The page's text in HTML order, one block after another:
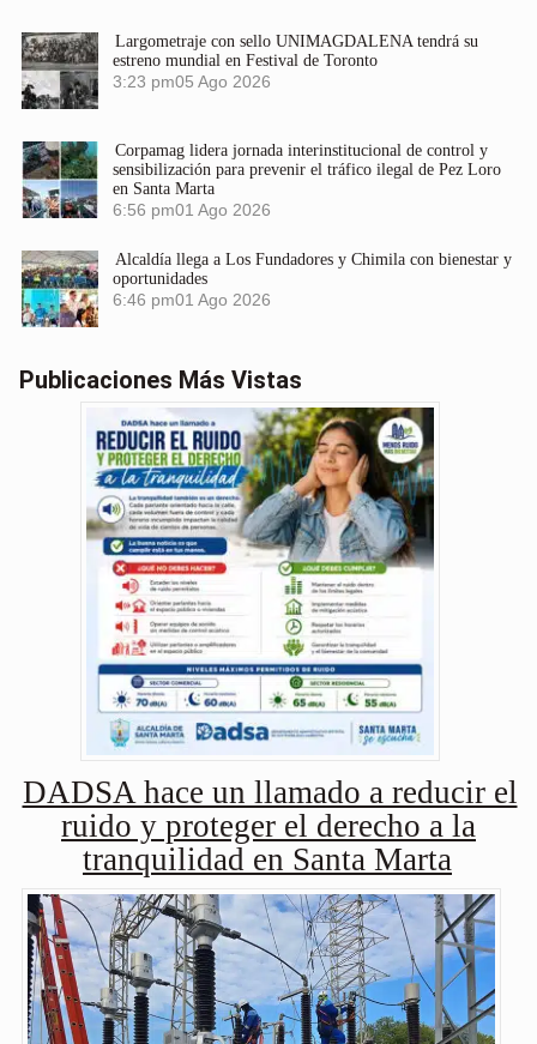
Largometraje con sello UNIMAGDALENA tendrá su
estreno mundial en Festival de Toronto
3:23 pm05 Ago 2026
Corpamag lidera jornada interinstitucional de control y
sensibilización para prevenir el tráfico ilegal de Pez Loro
en Santa Marta
6:56 pm01 Ago 2026
Alcaldía llega a Los Fundadores y Chimila con bienestar y
oportunidades
6:46 pm01 Ago 2026
Publicaciones Más Vistas
DADSA hace un llamado a reducir el
ruido y proteger el derecho a la
tranquilidad en Santa Marta